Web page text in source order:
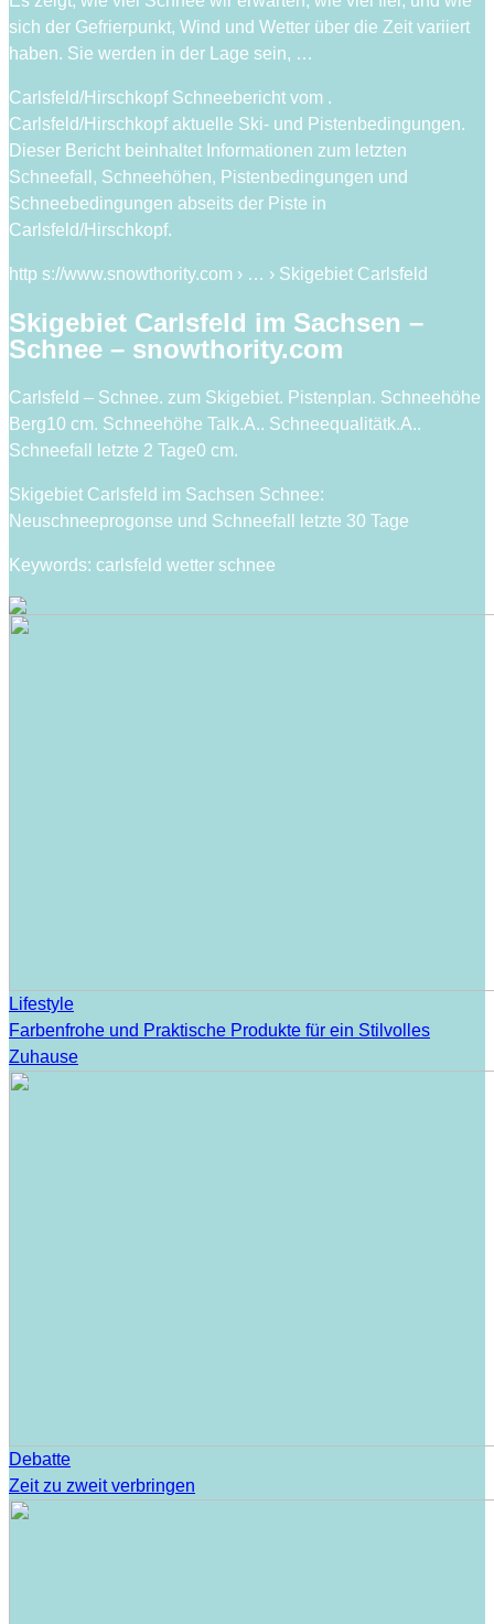
sich der Gefrierpunkt, Wind und Wetter über die Zeit variiert
haben. Sie werden in der Lage sein, …
Carlsfeld/Hirschkopf Schneebericht vom .
Carlsfeld/Hirschkopf aktuelle Ski- und Pistenbedingungen.
Dieser Bericht beinhaltet Informationen zum letzten
Schneefall, Schneehöhen, Pistenbedingungen und
Schneebedingungen abseits der Piste in
Carlsfeld/Hirschkopf.
http s://www.snowthority.com › … › Skigebiet Carlsfeld
Skigebiet Carlsfeld im Sachsen –
Schnee – snowthority.com
Carlsfeld – Schnee. zum Skigebiet. Pistenplan. Schneehöhe
Berg10 cm. Schneehöhe Talk.A.. Schneequalitätk.A..
Schneefall letzte 2 Tage0 cm.
Skigebiet Carlsfeld im Sachsen Schnee:
Neuschneeprogonse und Schneefall letzte 30 Tage
Keywords: carlsfeld wetter schnee
Lifestyle
Farbenfrohe und Praktische Produkte für ein Stilvolles
Zuhause
Debatte
Zeit zu zweit verbringen